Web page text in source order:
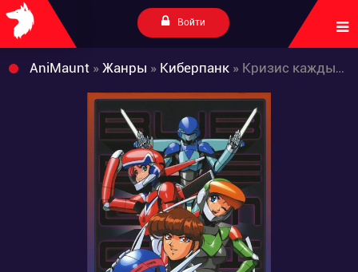
Войти
AniMaunt » Жанры » Киберпанк » Кризис каждый день